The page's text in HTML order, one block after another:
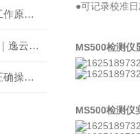
逸云天工业气体检测仪工作原理与选型标准详解
工业 H2S 在线监测推荐｜逸云天 MIC-600-H2S 固定式硫化氢检测仪评测
详述甲烷浓度检测仪的正确操作使用方法
●可记录校准
MS500检测仪
MS500检测仪